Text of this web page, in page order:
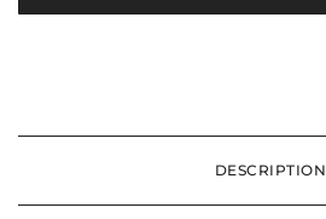
DESCRIPTION